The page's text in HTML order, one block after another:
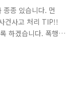
종 있습니다. 먼
건사고 처리 TIP!!
하겠습니다. 폭행
폭행을 가함으
만 원 이하의..